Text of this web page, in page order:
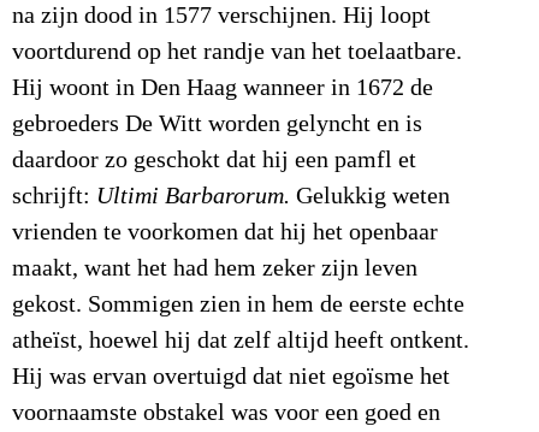
na zijn dood in 1577 verschijnen. Hij loopt
voortdurend op het randje van het toelaatbare.
Hij woont in Den Haag wanneer in 1672 de
gebroeders De Witt worden gelyncht en is
daardoor zo geschokt dat hij een pamfl et
schrijft: Ultimi Barbarorum. Gelukkig weten
vrienden te voorkomen dat hij het openbaar
maakt, want het had hem zeker zijn leven
gekost. Sommigen zien in hem de eerste echte
atheïst, hoewel hij dat zelf altijd heeft ontkent.
Hij was ervan overtuigd dat niet egoïsme het
voornaamste obstakel was voor een goed en